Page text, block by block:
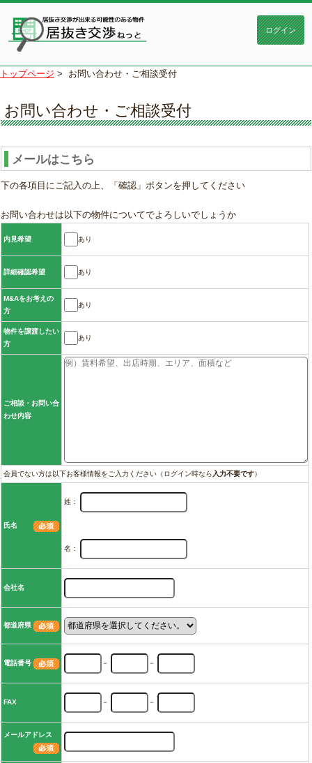
トップページ > お問い合わせ・ご相談受付
お問い合わせ・ご相談受付
メールはこちら
下の各項目にご記入の上、「確認」ボタンを押してください
お問い合わせは以下の物件についてでよろしいでしょうか
内見希望 あり
詳細確認希望 あり
M&Aをお考えの
方
あり
物件を譲渡したい
方
あり
ご相談・お問い合
わせ内容
会員でない方は以下お客様情報をご入力ください（ログイン時なら 入力不要です）
氏名
姓：
名：
会社名
都道府県
電話番号 － －
FAX － －
メールアドレス